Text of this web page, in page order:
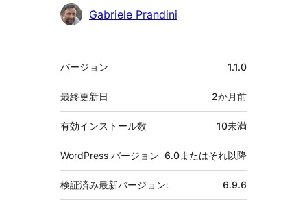
貢
Gabriele Prandini
メ
タ
バージョン 1.1.0
最終更新日 2か月前
有効インストール数 10未満
WordPress バージョン 6.0またはそれ以降
検証済み最新バージョン: 6.9.6